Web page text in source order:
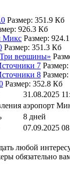
Размер: 351.9 Кб
926.3 Кб
Микс Размер:
Размер: 351.3 Кб
вершины»
7
8
Размер: 352.8 Кб
31.08.2025
аэропорт
8 дней
07.09.2025
любой
обязательно